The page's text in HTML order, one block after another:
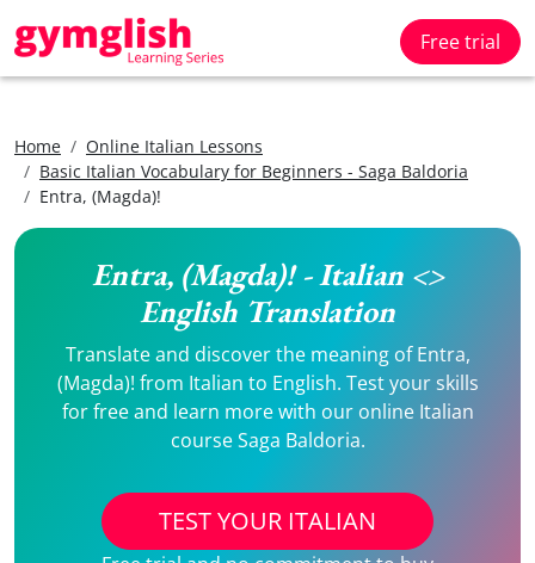
Free trial
Home
Online Italian Lessons
Basic Italian Vocabulary for Beginners - Saga Baldoria
Entra, (Magda)!
Entra, (Magda)! - Italian <>
English Translation
Translate and discover the meaning of Entra,
(Magda)! from Italian to English. Test your skills
for free and learn more with our online Italian
course Saga Baldoria.
TEST YOUR ITALIAN